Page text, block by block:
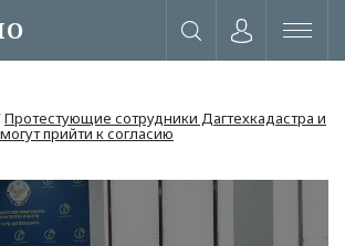
Протестующие сотрудники Дагтехкадастра и
прийти к согласию